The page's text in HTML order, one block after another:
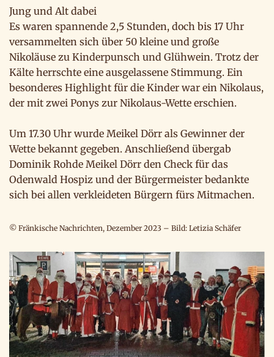
Jung und Alt dabei
Es waren spannende 2,5 Stunden, doch bis 17 Uhr
versammelten sich über 50 kleine und große
Nikoläuse zu Kinderpunsch und Glühwein. Trotz der
Kälte herrschte eine ausgelassene Stimmung. Ein
besonderes Highlight für die Kinder war ein Nikolaus,
der mit zwei Ponys zur Nikolaus-Wette erschien.
Um 17.30 Uhr wurde Meikel Dörr als Gewinner der
Wette bekannt gegeben. Anschließend übergab
Dominik Rohde Meikel Dörr den Check für das
Odenwald Hospiz und der Bürgermeister bedankte
sich bei allen verkleideten Bürgern fürs Mitmachen.
© Fränkische Nachrichten, Dezember 2023 – Bild: Letizia Schäfer